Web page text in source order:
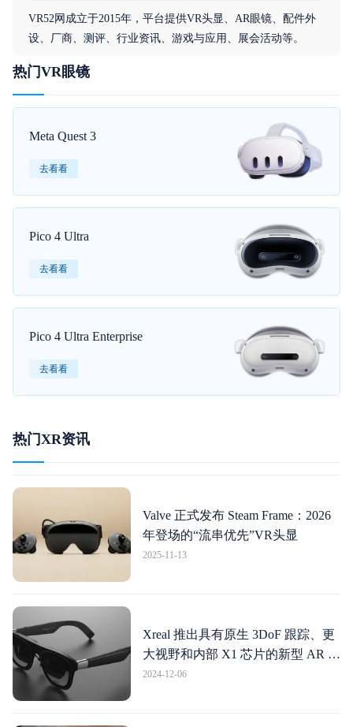
VR52网成立于2015年，平台提供VR头显、AR眼镜、配件外
设、厂商、测评、行业资讯、游戏与应用、展会活动等。
热门VR眼镜
Meta Quest 3
去看看
Pico 4 Ultra
去看看
Pico 4 Ultra Enterprise
去看看
热门XR资讯
Valve 正式发布 Steam Frame：2026
年登场的“流串优先”VR头显
2025-11-13
Xreal 推出具有原生 3DoF 跟踪、更
大视野和内部 X1 芯片的新型 AR 眼
镜
2024-12-06